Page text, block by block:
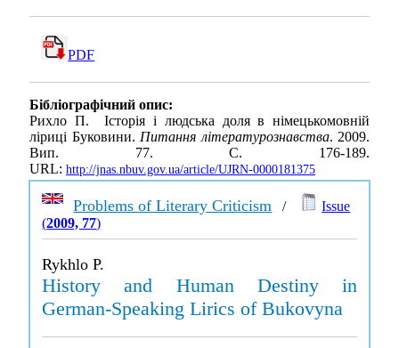
PDF
Бібліографічний опис:
Рихло П. Історія і людська доля в німецькомовній
ліриці Буковини. Питання літературознавства. 2009.
Вип. 77. С. 176-189.
URL: http://jnas.nbuv.gov.ua/article/UJRN-0000181375
Problems of Literary Criticism /
Issue
(2009, 77)
Rykhlo P.
History and Human Destiny in
German-Speaking Lirics of Bukovyna